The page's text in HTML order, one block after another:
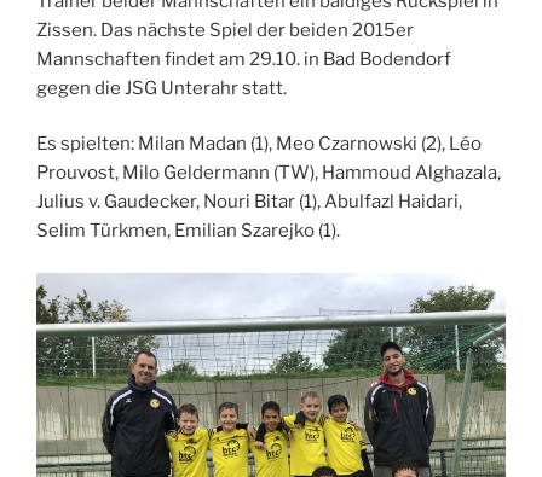
Zissen. Das nächste Spiel der beiden 2015er
Mannschaften findet am 29.10. in Bad Bodendorf
gegen die JSG Unterahr statt.
Es spielten: Milan Madan (1), Meo Czarnowski (2), Léo
Prouvost, Milo Geldermann (TW), Hammoud Alghazala,
Julius v. Gaudecker, Nouri Bitar (1), Abulfazl Haidari,
Selim Türkmen, Emilian Szarejko (1).